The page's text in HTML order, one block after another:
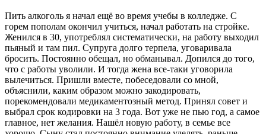
Пить алкоголь я начал ещё во время учебы в колледже. С
горем пополам окончил учиться, начал работать на стройке.
Женился в 30, употреблял систематически, на работу выходил
пьяный и там пил. Супруга долго терпела, уговаривала
бросить. Постоянно обещал, но обманывал. Допился до того,
что с работы уволили. И тогда жена все-таки уговорила
вылечиться. Пришли вместе, побеседовали со мной,
объяснили, каким образом можно закодировать,
порекомендовали медикаментозный метод. Принял совет и
выбрал срок кодировки на 3 года. Вот уже не пью год, а самое
главное, нет желания. Нашёл новую работу, в семье все